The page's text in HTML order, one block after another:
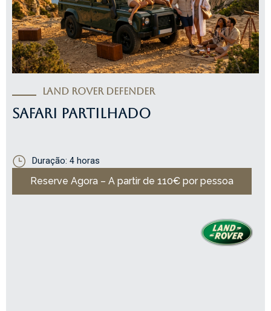
Land Rover Defender
SAFARI PARTILHADO
Duração: 4 horas
Reserve Agora – A partir de 110€ por pessoa